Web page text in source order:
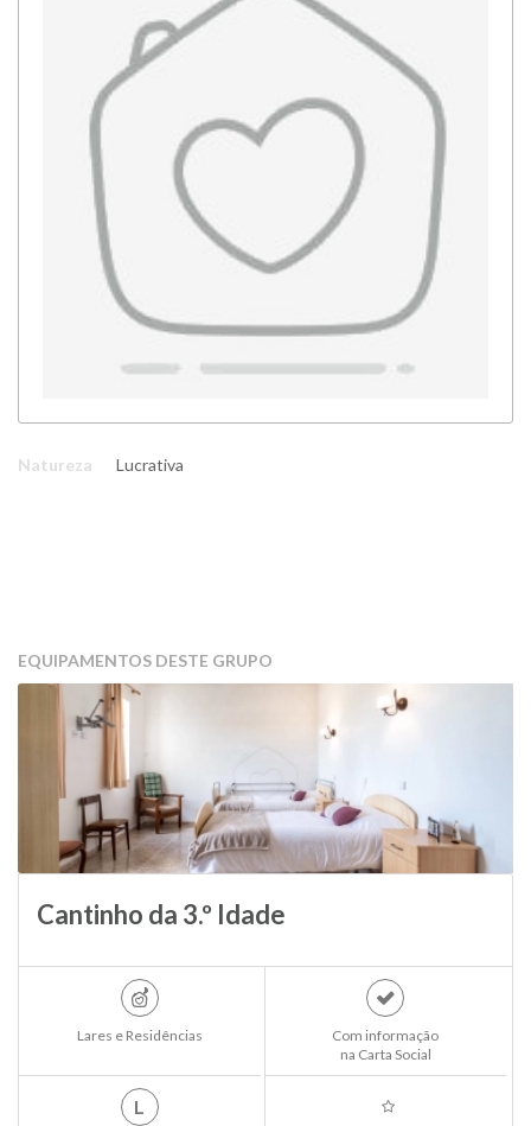
Natureza Lucrativa
EQUIPAMENTOS DESTE GRUPO
Cantinho da 3.º Idade
Lares e Residências
Com informação
na Carta Social
L